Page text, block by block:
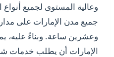
وعالية المستوى لجميع
جميع مدن الإمارات على
وعشرين ساعة. وبناءً عليه،
الإمارات أن يطلب خدمات